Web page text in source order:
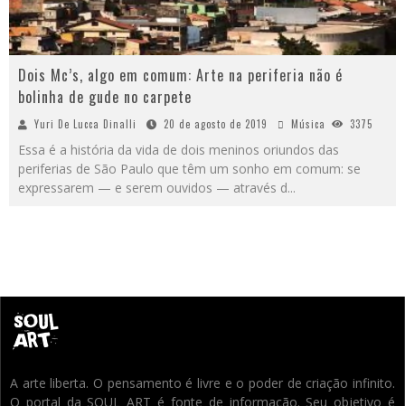
Dois Mc’s, algo em comum: Arte na periferia não é
bolinha de gude no carpete
Yuri De Lucca Dinalli 20 de agosto de 2019 Música 3375
Essa é a história da vida de dois meninos oriundos das
periferias de São Paulo que têm um sonho em comum: se
expressarem — e serem ouvidos — através d...
A arte liberta. O pensamento é livre e o poder de criação infinito.
O portal da SOUL ART é fonte de informação. Seu objetivo é